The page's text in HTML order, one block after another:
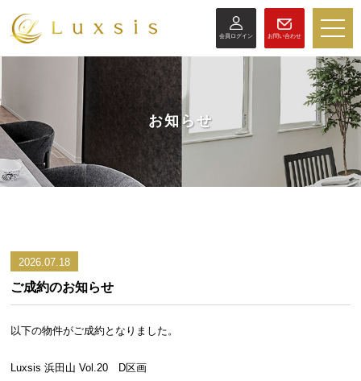
会員ログイン お問い合わせ
toggle
お知らせ
2026.07.18
ご成約のお知らせ
以下の物件がご成約となりました。
Luxsis 浜田山 Vol.20 D区画